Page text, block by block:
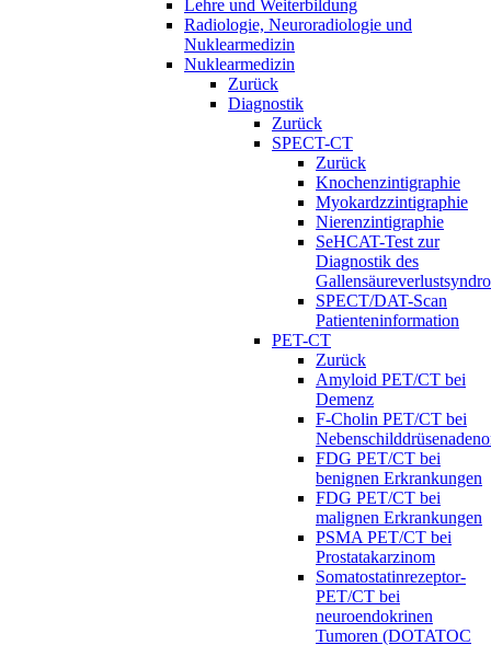
Lehre und Weiterbildung
Radiologie, Neuroradiologie und
Nuklearmedizin
Nuklearmedizin
Zurück
Diagnostik
Zurück
SPECT-CT
Zurück
Knochenzintigraphie
Myokardzzintigraphie
Nierenzintigraphie
SeHCAT-Test zur
Diagnostik des
SPECT/DAT-Scan
Patienteninformation
PET-CT
Zurück
Amyloid PET/CT bei
Demenz
F-Cholin PET/CT bei
FDG PET/CT bei
benignen Erkrankungen
FDG PET/CT bei
malignen Erkrankungen
PSMA PET/CT bei
Prostatakarzinom
Somatostatinrezeptor-
PET/CT bei
neuroendokrinen
Tumoren (DOTATOC